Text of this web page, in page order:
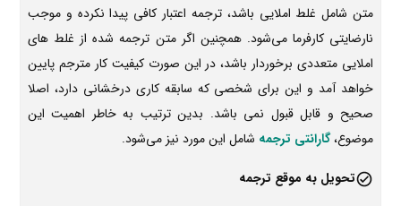
متن شامل غلط املایی باشد، ترجمه اعتبار کافی پیدا نکرده و موجب
نارضایتی کارفرما می‌شود. همچنین اگر متن ترجمه شده از غلط های
املایی متعددی برخوردار باشد، در این صورت کیفیت کار مترجم پایین
خواهد آمد و این برای شخصی که سابقه کاری درخشانی دارد، اصلا
صحیح و قابل قبول نمی باشد. بدین ترتیب به خاطر اهمیت این
موضوع،گارانتی ترجمه شامل این مورد نیز می‌شود.
تحویل به موقع ترجمه